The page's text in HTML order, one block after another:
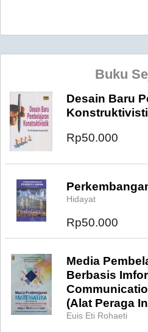
Buku
Desain Baru
Rp50.000
Hidayat
Rp50.000
Media
Berbasis
(Alat Peraga
Euis Eti Rohaeti